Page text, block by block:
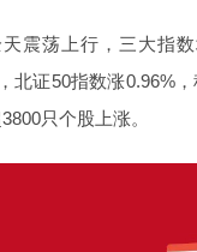
震荡上行，三大指
北证50指数涨0.96%
只个股上涨。